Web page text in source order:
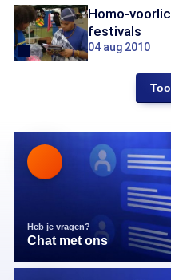
Homo-
festivals
04 aug 2010
Heb je vragen?
Chat met ons